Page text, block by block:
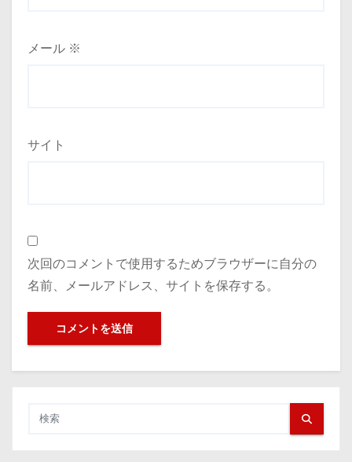
メール ※
サイト
次回のコメントで使用するためブラウザーに自分の
名前、メールアドレス、サイトを保存する。